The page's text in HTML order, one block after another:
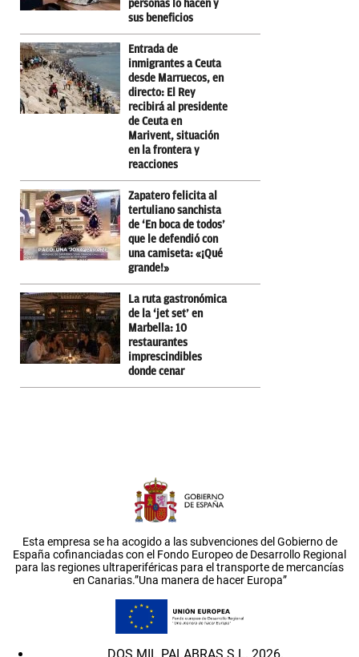
personas lo hacen y
sus beneficios
Entrada de
inmigrantes a Ceuta
desde Marruecos, en
directo: El Rey
recibirá al presidente
de Ceuta en
Marivent, situación
en la frontera y
reacciones
Zapatero felicita al
tertuliano sanchista
de ‘En boca de todos’
que le defendió con
una camiseta: «¡Qué
grande!»
La ruta gastronómica
de la ‘jet set’ en
Marbella: 10
restaurantes
imprescindibles
donde cenar
Esta empresa se ha acogido a las subvenciones del Gobierno de
España cofinanciadas con el Fondo Europeo de Desarrollo Regional
para las regiones ultraperiféricas para el transporte de mercancías
en Canarias.”Una manera de hacer Europa”